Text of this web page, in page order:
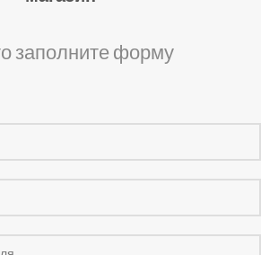
заполните форму